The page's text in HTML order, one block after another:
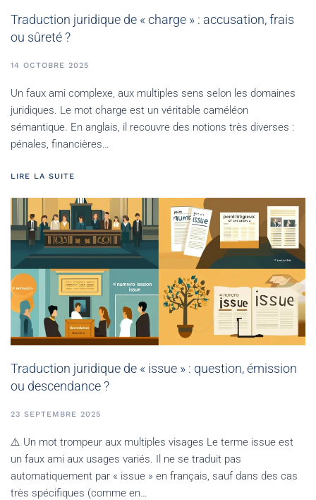
Traduction juridique de « charge » : accusation, frais
ou sûreté ?
14 OCTOBRE 2025
Un faux ami complexe, aux multiples sens selon les domaines
juridiques. Le mot charge est un véritable caméléon
sémantique. En anglais, il recouvre des notions très diverses :
pénales, financières…
LIRE LA SUITE
Traduction juridique de « issue » : question, émission
ou descendance ?
23 SEPTEMBRE 2025
⚠️ Un mot trompeur aux multiples visages Le terme issue est
un faux ami aux usages variés. Il ne se traduit pas
automatiquement par « issue » en français, sauf dans des cas
très spécifiques (comme en…